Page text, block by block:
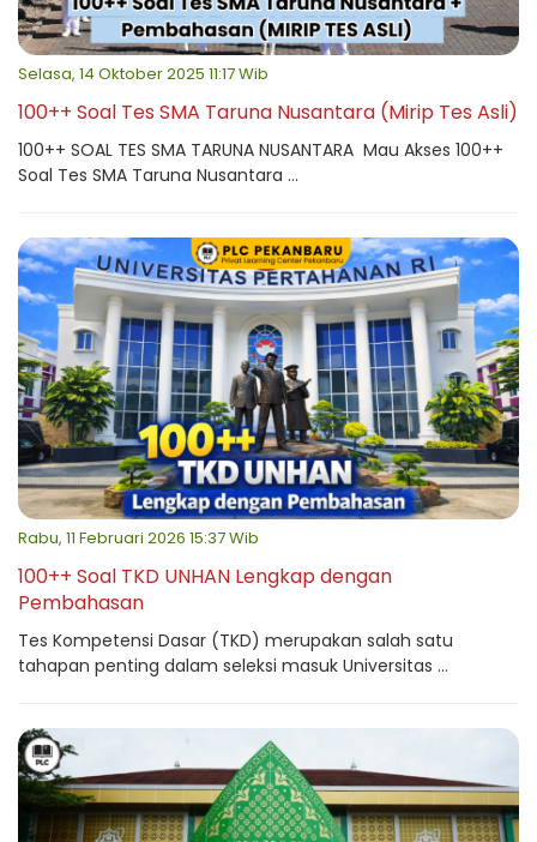
Selasa, 14 Oktober 2025 11:17 Wib
100++ Soal Tes SMA Taruna Nusantara (Mirip Tes Asli)
100++ SOAL TES SMA TARUNA NUSANTARA Mau Akses 100++
Soal Tes SMA Taruna Nusantara ...
Rabu, 11 Februari 2026 15:37 Wib
100++ Soal TKD UNHAN Lengkap dengan
Pembahasan
Tes Kompetensi Dasar (TKD) merupakan salah satu
tahapan penting dalam seleksi masuk Universitas ...